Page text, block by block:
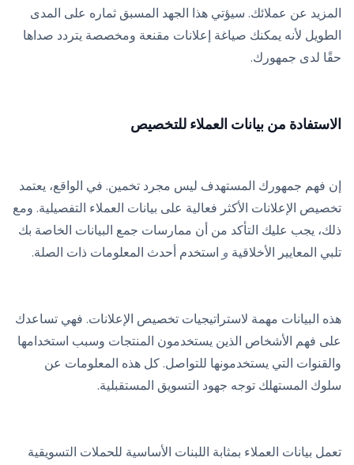
المزيد عن عملائك. سيؤتي هذا الجهد المسبق ثماره على المدى
الطويل لأنه يمكنك صياغة إعلانات مقنعة ومخصصة يتردد صداها
حقًا لدى جمهورك.
الاستفادة من بيانات العملاء للتخصيص
إن فهم جمهورك المستهدف ليس مجرد تخمين. في الواقع، يعتمد
تخصيص الإعلانات الأكثر فعالية على بيانات العملاء التفصيلية. ومع
ذلك، يجب عليك التأكد من أن ممارسات جمع البيانات الخاصة بك
تلبي المعايير الأخلاقية و استخدم أحدث المعلومات ذات الصلة.
هذه البيانات مهمة لاستراتيجيات تخصيص الإعلانات. فهي تساعدك
على فهم الأشخاص الذين يستخدمون المنتجات وسبب استخدامها
والقنوات التي يستخدمونها للتواصل. كل هذه المعلومات عن
سلوك المستهلك توجه جهود التسويق المستقبلية.
تعمل بيانات العملاء بمثابة اللبنات الأساسية للحملات التسويقية